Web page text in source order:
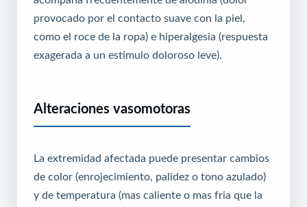
provocado por el contacto suave con la piel,
como el roce de la ropa) e hiperalgesia (respuesta
exagerada a un estimulo doloroso leve).
Alteraciones vasomotoras
La extremidad afectada puede presentar cambios
de color (enrojecimiento, palidez o tono azulado)
y de temperatura (mas caliente o mas fria que la